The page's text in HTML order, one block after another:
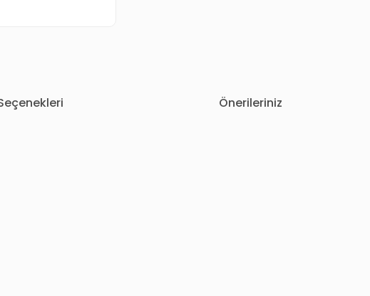
Önerileriniz